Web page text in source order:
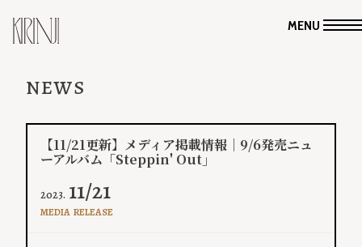
MENU
NEWS
【11/21更新】メディア掲載情報｜9/6発売ニュ
ーアルバム「Steppin' Out」
2023. 11/21
MEDIA RELEASE